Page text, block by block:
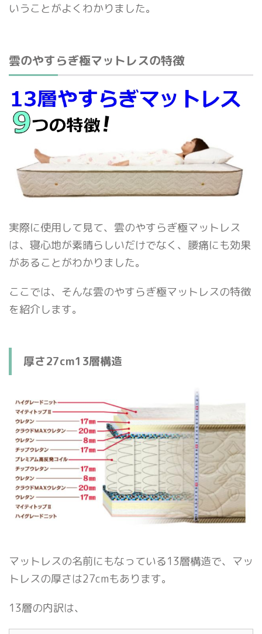
いうことがよくわかりました。
雲のやすらぎ極マットレスの特徴
実際に使用して見て、雲のやすらぎ極マットレス
は、寝心地が素晴らしいだけでなく、腰痛にも効果
があることがわかりました。
ここでは、そんな雲のやすらぎ極マットレスの特徴
を紹介します。
厚さ27cm13層構造
マットレスの名前にもなっている13層構造で、マッ
トレスの厚さは27cmもあります。
13層の内訳は、